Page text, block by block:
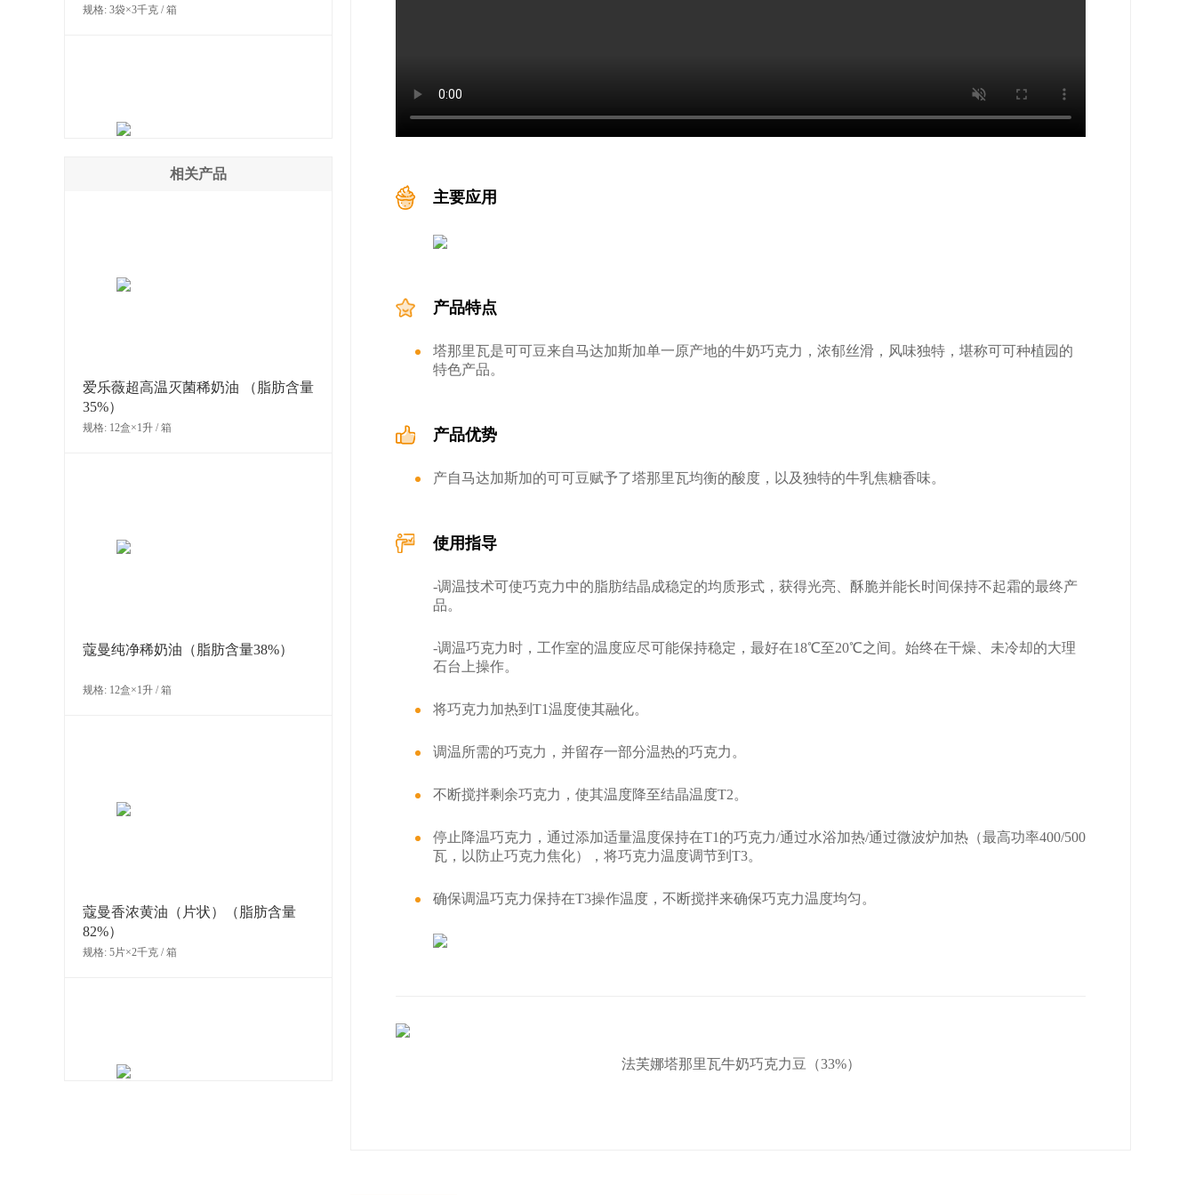
规格: 3袋×3千克 / 箱
相关产品
爱乐薇超高温灭菌稀奶油 （脂肪含量
35%）
规格: 12盒×1升 / 箱
蔻曼纯净稀奶油（脂肪含量38%）
规格: 12盒×1升 / 箱
蔻曼香浓黄油（片状）（脂肪含量
82%）
规格: 5片×2千克 / 箱
主要应用
产品特点
塔那里瓦是可可豆来自马达加斯加单一原产地的牛奶巧克力，浓郁丝滑，风味独特，堪称可可种植园的
特色产品。
产品优势
产自马达加斯加的可可豆赋予了塔那里瓦均衡的酸度，以及独特的牛乳焦糖香味。
使用指导
-调温技术可使巧克力中的脂肪结晶成稳定的均质形式，获得光亮、酥脆并能长时间保持不起霜的最终产
品。
-调温巧克力时，工作室的温度应尽可能保持稳定，最好在18℃至20℃之间。始终在干燥、未冷却的大理
石台上操作。
将巧克力加热到T1温度使其融化。
调温所需的巧克力，并留存一部分温热的巧克力。
不断搅拌剩余巧克力，使其温度降至结晶温度T2。
停止降温巧克力，通过添加适量温度保持在T1的巧克力/通过水浴加热/通过微波炉加热（最高功率400/500
瓦，以防止巧克力焦化），将巧克力温度调节到T3。
确保调温巧克力保持在T3操作温度，不断搅拌来确保巧克力温度均匀。
法芙娜塔那里瓦牛奶巧克力豆（33%）